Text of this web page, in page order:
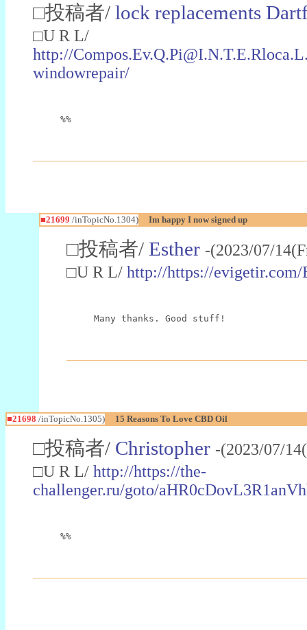
□投稿者/ lock replacements
□U R L/
http://
windowrepair/
%%
■21699 /inTopicNo.1304) Im happy I now signed up
□投稿者/ Esther -(2023/07/
□U R L/ http://https://
Many thanks. Good stuff!
■21698 /inTopicNo.1305) 15 Reasons To Love CBD Oil
□投稿者/ Christopher -(2023/07/
□U R L/ http://https://the-
challenger.ru/goto/
%%